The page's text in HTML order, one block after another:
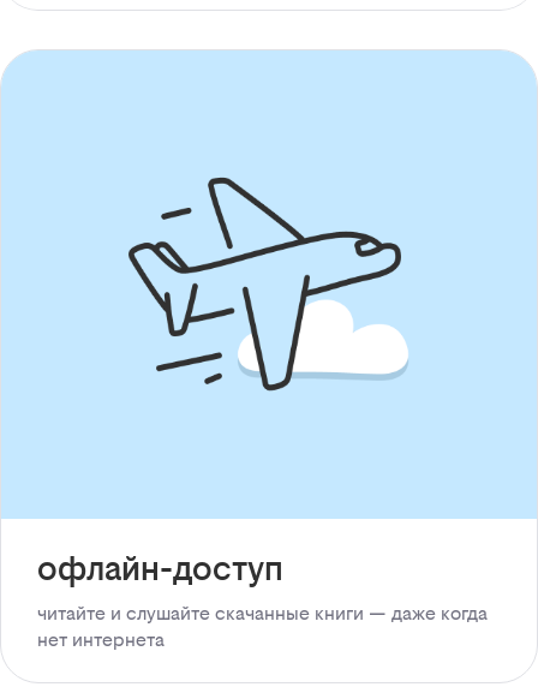
офлайн-доступ
читайте и слушайте скачанные книги — даже когда
нет интернета